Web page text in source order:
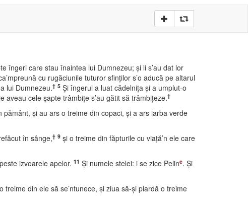
îngeri care stau înaintea lui Dumnezeu; şi li s’au dat lor
cu rugăciunile tuturor sfinţilor s’o aducă pe altarul
lui Dumnezeu.† 5 Şi îngerul a luat cădelniţa şi a umplut-o
aveau cele şapte trâmbiţe s’au gătit să trâmbiţeze.†
şi au ars o treime din copaci, şi a ars iarba verde
în sânge,† 9 şi o treime din făpturile cu viaţă’n ele care
izvoarele apelor. 11 Şi numele stelei: i se zice Pelinc. Şi
din ele să se’ntunece, şi ziua să-şi piardă o treime